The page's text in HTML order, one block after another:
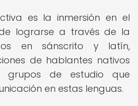
es la inmersión en el
lograrse a través de la
en sánscrito y latín,
de hablantes nativos
de estudio que
en estas lenguas.